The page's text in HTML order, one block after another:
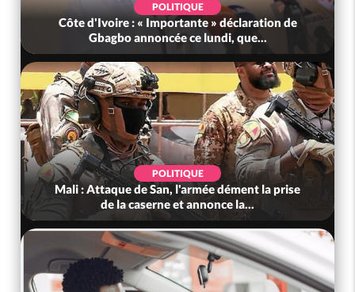
SOCIÉTÉ
Côte d'Ivoire : Le Tonkpi abrite la première
édition décentralisée du Salon...
SOCIÉTÉ
Côte d'Ivoire : Condoléances à la famille du
Gnl Dem Aly, Téné Birahima : «...